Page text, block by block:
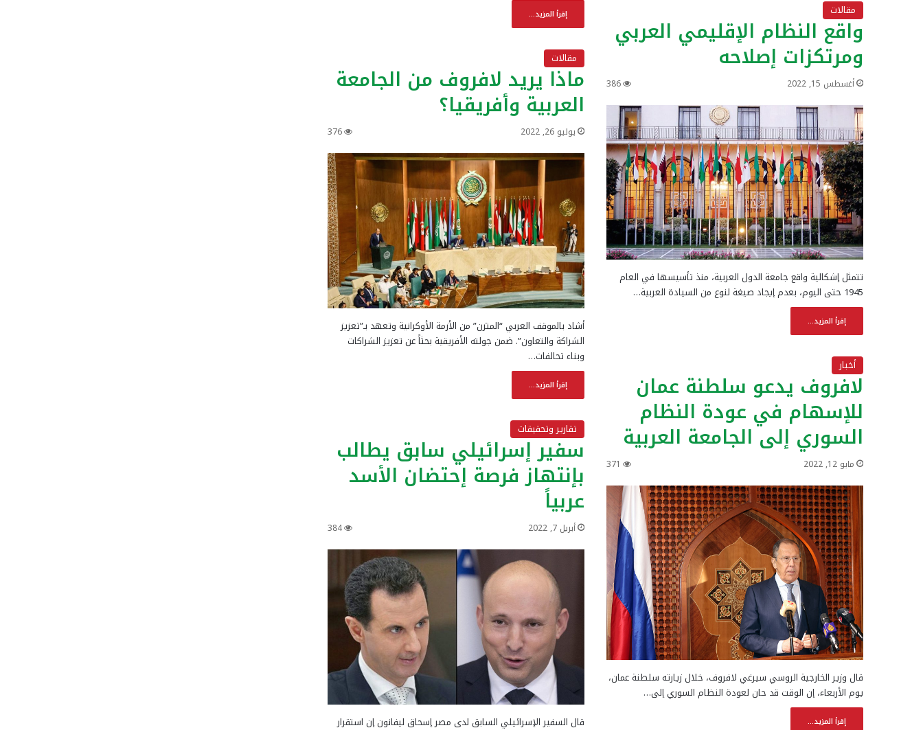
إقرأ المزيد... مقالات
واقع النظام الإقليمي العربي
ومرتكزات إصلاحه
أغسطس 15, 2022 386
تتمثل إشكالية واقع جامعة الدول العربية، منذ تأسيسها في العام
1945 حتى اليوم، بعدم إيجاد صيغة لنوع من السيادة العربية…
إقرأ المزيد...
مقالات
ماذا يريد لافروف من الجامعة
العربية وأفريقيا؟
يوليو 26, 2022 376
أشاد بالموقف العربي “المتزن” من الأزمة الأوكرانية وتعهد بـ”تعزيز
الشراكة والتعاون”. ضمن جولته الأفريقية بحثاً عن تعزيز الشراكات
وبناء تحالفات…
إقرأ المزيد...
أخبار
لافروف يدعو سلطنة عمان
للإسهام في عودة النظام
السوري إلى الجامعة العربية
مايو 12, 2022 371
قال وزير الخارجية الروسي سيرغي لافروف، خلال زيارته سلطنة عمان،
يوم الأربعاء، إن الوقت قد حان لعودة النظام السوري إلى…
إقرأ المزيد...
تقارير وتحقيقات
سفير إسرائيلي سابق يطالب
بإنتهاز فرصة إحتضان الأسد
عربياً
أبريل 7, 2022 384
قال السفير الإسرائيلي السابق لدى مصر إسحاق ليفانون إن استقرار